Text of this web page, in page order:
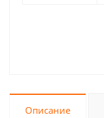
Описание